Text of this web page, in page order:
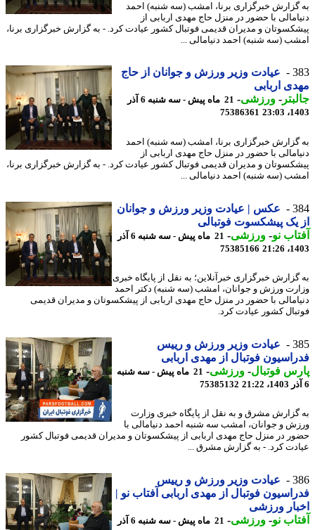
خبرگزاری برنا، امشب (سه شنبه) احمد
با حضور در منزل حاج مهدی اربابی از
و مدیران قدیمی فوتبال کشور عیادت کرد. - به گزارش خبرگزاری برنا،
(سه شنبه) احمد دنیامالی ...
عیادت وزیر ورزش و جوانان از حاج
اربابی
-ورزشی-
21 ماه پیش - سه شنبه 6 آذر
75386361
خبرگزاری برنا، امشب (سه شنبه) احمد
با حضور در منزل حاج مهدی اربابی از
و مدیران قدیمی فوتبال کشور عیادت کرد. - به گزارش خبرگزاری برنا،
(سه شنبه) احمد دنیامالی ...
عکس | عیادت وزیر ورزش و جوانان
یک پیشکسوت فوتبالی
نو- ورزشی-
21 ماه پیش - سه شنبه 6 آذر
75385166
خبرگزاری خبرآنلاین؛ به نقل از پایگاه خبری
ورزش و جوانان، امشب (سه شنبه) دکتر احمد
با حضور در منزل حاج مهدی اربابی از پیشکسوتان و مدیران قدیمی
کشور عیادت کرد.
عیادت وزیر ورزش و رییس
فوتبال از مهدی اربابی
فوتبال-ورزشی-
21 ماه پیش - سه شنبه
75385132
مشرق و به نقل از پایگاه خبری وزارت
و جوانان، امشب سه شنبه احمد دنیامالی با
در منزل حاج مهدی اربابی از پیشکسوتان و مدیران قدیمی فوتبال کشور
کرد. - به گزارش مشرق ...
عیادت وزیر ورزش و رییس
فوتبال از مهدی اربابی آفتاب نو |
ورزشی
نو- ورزشی-
21 ماه پیش - سه شنبه 6 آذر